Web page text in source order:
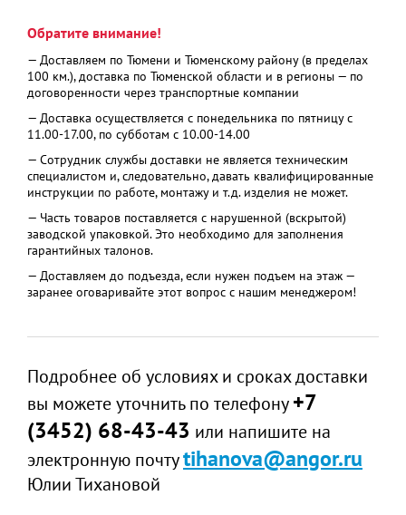
Обратите внимание!
— Доставляем по Тюмени и Тюменскому району (в пределах
100 км.), доставка по Тюменской области и в регионы — по
договоренности через транспортные компании
— Доставка осуществляется с понедельника по пятницу с
11.00-17.00, по субботам с 10.00-14.00
— Сотрудник службы доставки не является техническим
специалистом и, следовательно, давать квалифицированные
инструкции по работе, монтажу и т.д. изделия не может.
— Часть товаров поставляется с нарушенной (вскрытой)
заводской упаковкой. Это необходимо для заполнения
гарантийных талонов.
— Доставляем до подъезда, если нужен подъем на этаж —
заранее оговаривайте этот вопрос с нашим менеджером!
Подробнее об условиях и сроках доставки
вы можете уточнить по телефону+7
(3452) 68-43-43 или напишите на
электронную почтуtihanova@angor.ru
Юлии Тихановой